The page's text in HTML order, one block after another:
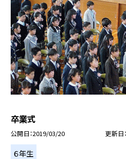
卒業式
公開日 2019/03/20 更新日
６年生